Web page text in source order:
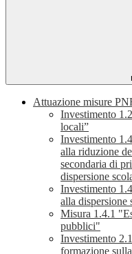
Attuazione misure
Investimento
locali”
Investimento
alla riduzione
secondaria di
dispersione
Investimento
alla
Misura 1.4.1
pubblici"
Investimento
formazione